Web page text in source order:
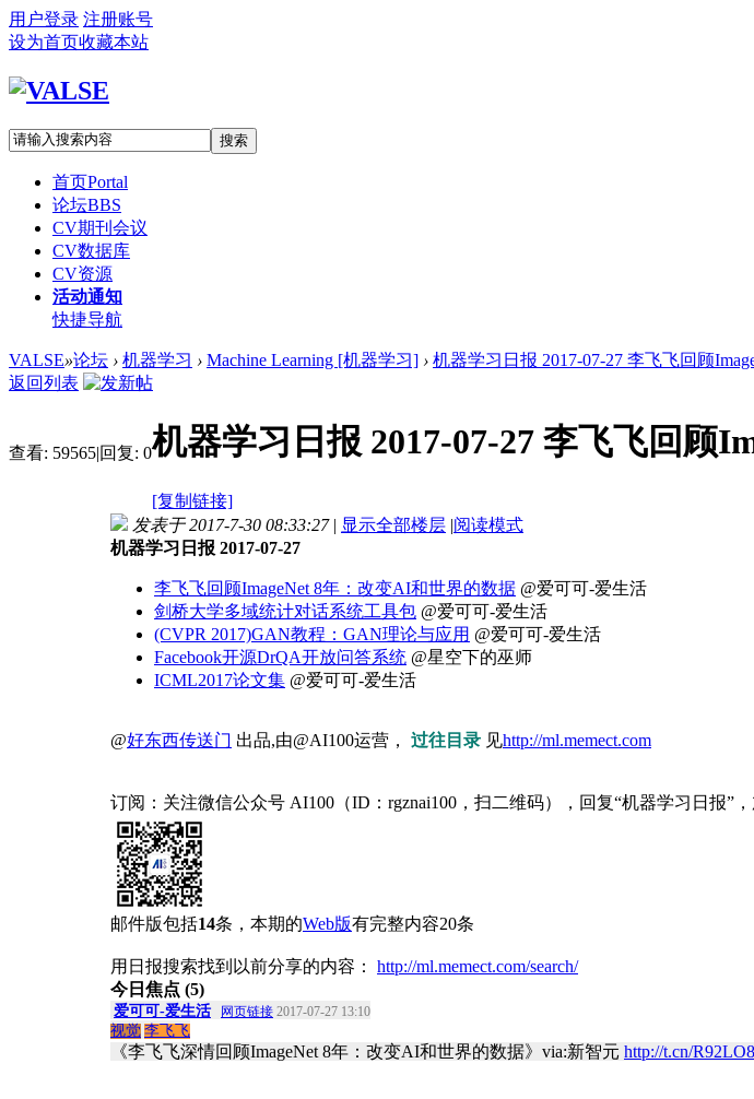
用户登录 注册账号
设为首页收藏本站
搜索
首页Portal
论坛BBS
CV期刊会议
CV数据库
CV资源
活动通知
快捷导航
VALSE»论坛 › 机器学习 › Machine Learning [机器学习] › 机器学习日报 2017-07-27 李飞飞回顾
返回列表
查看: 59565|回复: 0机器学习日报 2017-07-27 李飞飞回顾
[复制链接]
发表于 2017-7-30 08:33:27 | 显示全部楼层 |阅读模式
机器学习日报 2017-07-27
李飞飞回顾ImageNet 8年：改变AI和世界的数据 @爱可可-爱生活
剑桥大学多域统计对话系统工具包 @爱可可-爱生活
(CVPR 2017)GAN教程：GAN理论与应用 @爱可可-爱生活
Facebook开源DrQA开放问答系统 @星空下的巫师
ICML2017论文集 @爱可可-爱生活
@好东西传送门 出品,由@AI100运营， 过往目录 见http://ml.memect.com
订阅：关注微信公众号 AI100（ID：rgznai100，扫二维码），回复“机器学习日报”
邮件版包括14条，本期的Web版有完整内容20条
用日报搜索找到以前分享的内容： http://ml.memect.com/search/
今日焦点 (5)
爱可可-爱生活 网页链接 2017-07-27 13:10
视觉 李飞飞
《李飞飞深情回顾ImageNet 8年：改变AI和世界的数据》via:新智元 http://t.cn/